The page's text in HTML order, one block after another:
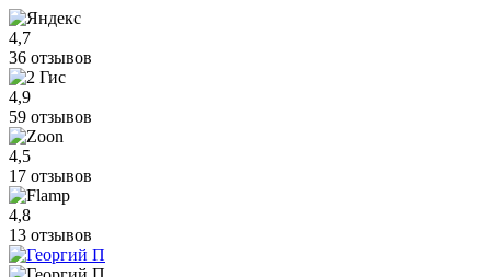
4,7
36 отзывов
4,9
59 отзывов
4,5
17 отзывов
4,8
13 отзывов